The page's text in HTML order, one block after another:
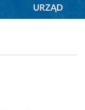
URZĄD